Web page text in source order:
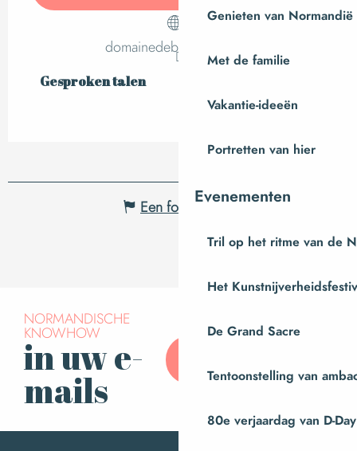
Genieten van Normandië
Met de familie
Vakantie-ideeën
Portretten van hier
Evenementen
Tril op het ritme van de
Het
De Grand Sacre
Tentoonstelling van
80e verjaardag van D-Day
domainedebraffais.free.fr
Gesproken talen
Gesproken talen
Een fout melden
NORMANDISCHE
KNOWHOW
in uw e-
mails